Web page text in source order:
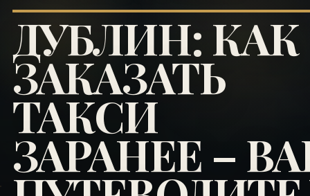
ДУБЛИН: КАК
ЗАКАЗАТЬ
ТАКСИ
ЗАРАНЕЕ –